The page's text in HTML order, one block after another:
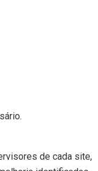
de cada site,